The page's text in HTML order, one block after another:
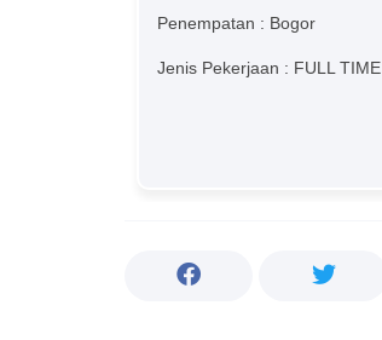
Penempatan : Bogor
Jenis Pekerjaan : FULL TIME